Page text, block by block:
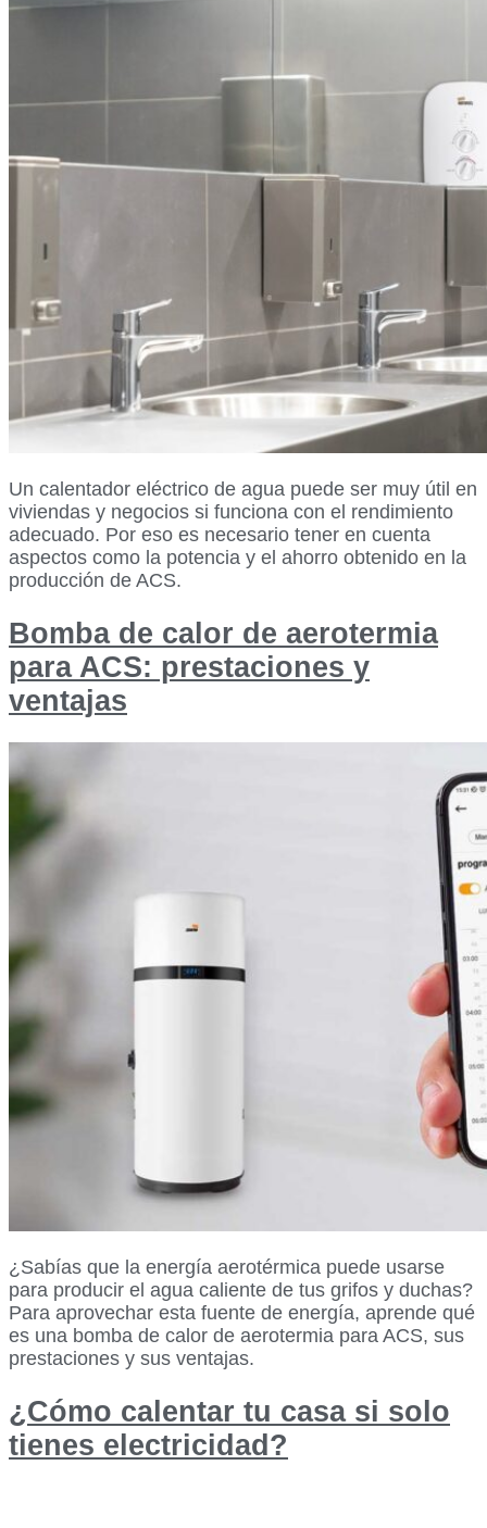
Un calentador eléctrico de agua puede ser muy útil en
viviendas y negocios si funciona con el rendimiento
adecuado. Por eso es necesario tener en cuenta
aspectos como la potencia y el ahorro obtenido en la
producción de ACS.
Bomba de calor de aerotermia
para ACS: prestaciones y
ventajas
¿Sabías que la energía aerotérmica puede usarse
para producir el agua caliente de tus grifos y duchas?
Para aprovechar esta fuente de energía, aprende qué
es una bomba de calor de aerotermia para ACS, sus
prestaciones y sus ventajas.
¿Cómo calentar tu casa si solo
tienes electricidad?